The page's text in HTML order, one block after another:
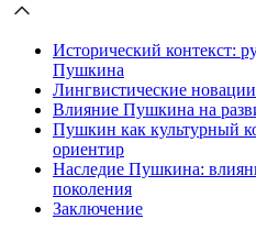
Исторический контекст:
Пушкина
Лингвистические
Влияние Пушкина на
Пушкин как культурный
ориентир
Наследие Пушкина:
поколения
Заключение